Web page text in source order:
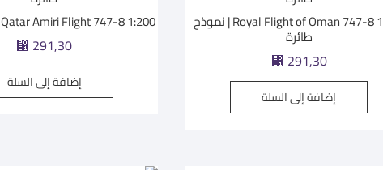
Royal Flight of Oman 747-8 1:200 | نموذج
طائرة
⃁ 291,30
إضافة إلى السلة
Qatar Amiri Flight 747-8 1:200 | نموذج طائرة
⃁ 291,30
إضافة إلى السلة